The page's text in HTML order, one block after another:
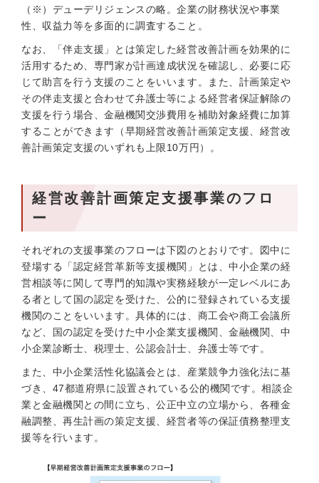
（※）デューデリジェンスの略。企業の財務状況や事業
性、収益力等を多面的に調査すること。
なお、「伴走支援」とは策定した経営改善計画を効果的に
活用するため、専門家が計画達成状況を確認し、必要に応
じて助言を行う支援のことをいいます。また、計画策定や
その伴走支援と合わせて弁護士等による経営者保証解除の
支援を行う場合、金融機関交渉費用を補助対象経費に加算
することができます（早期経営改善計画策定支援、経営改
善計画策定支援のいずれも上限10万円）。
経営改善計画策定支援事業のフロ
ー
それぞれの支援事業のフローは下図のとおりです。図中に
登場する「認定経営革新等支援機関」とは、中小企業の経
営相談等に関して専門的知識や実務経験が一定レベルにあ
る者として国の認定を受けた、公的に登録されている支援
機関のことをいいます。具体的には、商工会や商工会議所
など、国の認定を受けた中小企業支援機関、金融機関、中
小企業診断士、税理士、公認会計士、弁護士等です。
また、中小企業活性化協議会とは、産業競争力強化法に基
づき、47都道府県に設置されている公的機関です。相談企
業と金融機関との間に立ち、公正中立の立場から、各種金
融調整、再生計画の策定支援、経営者等の保証債務整理支
援等を行います。